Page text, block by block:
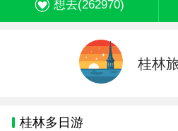
想去(262970)
桂林
桂林多日游